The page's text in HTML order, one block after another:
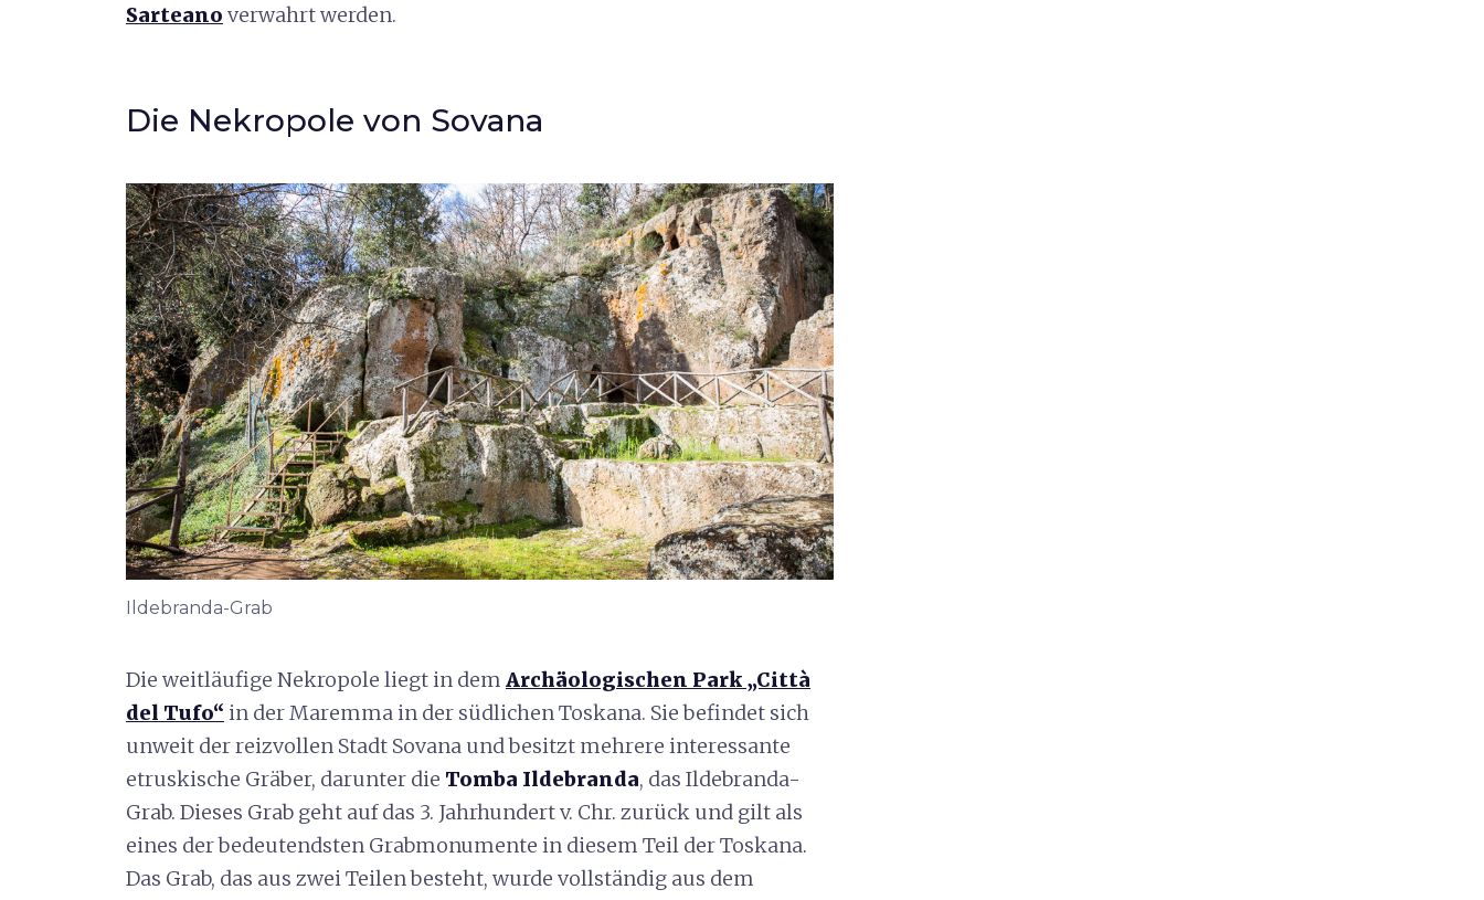
Sarteano verwahrt werden.
Die Nekropole von Sovana
Ildebranda-Grab
Die weitläufige Nekropole liegt in dem Archäologischen Park „Città
del Tufo“ in der Maremma in der südlichen Toskana. Sie befindet sich
unweit der reizvollen Stadt Sovana und besitzt mehrere interessante
etruskische Gräber, darunter die Tomba Ildebranda, das Ildebranda-
Grab. Dieses Grab geht auf das 3. Jahrhundert v. Chr. zurück und gilt als
eines der bedeutendsten Grabmonumente in diesem Teil der Toskana.
Das Grab, das aus zwei Teilen besteht, wurde vollständig aus dem